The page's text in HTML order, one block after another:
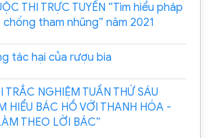
THI TRỰC TUYẾN “Tìm hiểu pháp
tham nhũng” năm 2021
tác hại của rượu bia
TRẮC NGHIỆM TUẦN THỨ SÁU
HIỂU BÁC HỒ VỚI THANH HÓA -
THEO LỜI BÁC”